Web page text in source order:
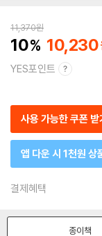
11,370원
10 10,230
YES포인트
사용 가능한 쿠폰 받
앱 다운 시 1천원 상
결제혜택
종이책